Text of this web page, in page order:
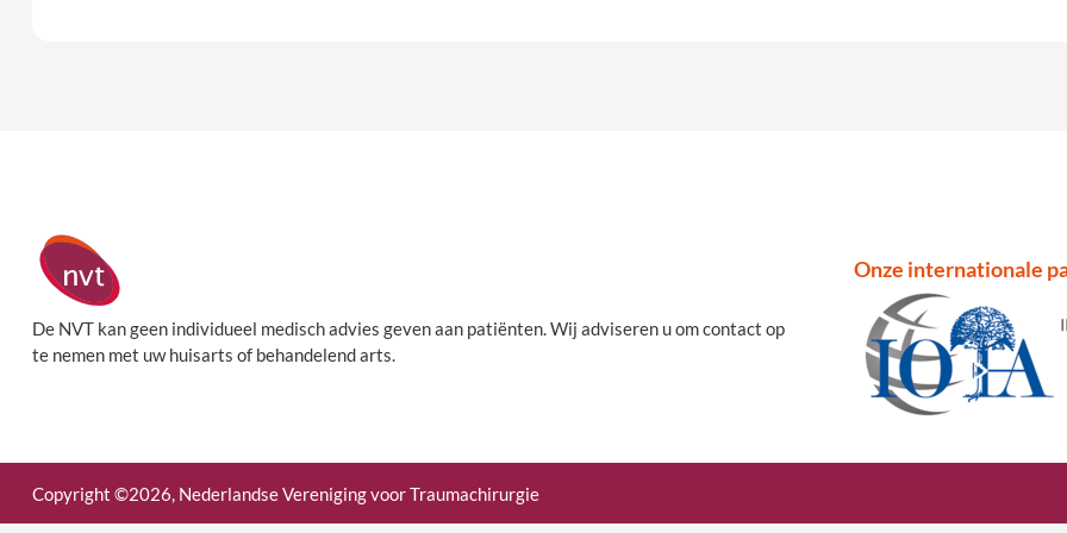
De NVT kan geen individueel medisch advies geven aan patiënten. Wij adviseren u om contact op
te nemen met uw huisarts of behandelend arts.
Onze internationale
Copyright ©2026, Nederlandse Vereniging voor Traumachirurgie